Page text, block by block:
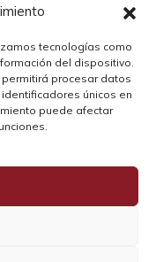
tecnologías como
del dispositivo.
procesar datos
únicos en
puede afectar